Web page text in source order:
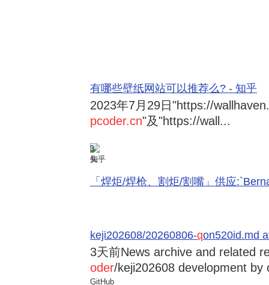
有哪些壁纸网站可以推荐么? - 知乎
2023年7月29日 "https://
pcoder.cn"及"https://wall...
3
知乎
「焊炬/焊枪、割炬/割嘴」供应
keji202608/20260806-qon520id.md
3天前News archive and related
oder/keji202608 development
GitHub